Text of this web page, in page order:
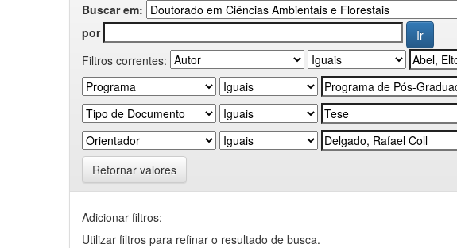
Buscar em:
por
Filtros correntes:
Retornar valores
Adicionar filtros:
Utilizar filtros para refinar o resultado de busca.